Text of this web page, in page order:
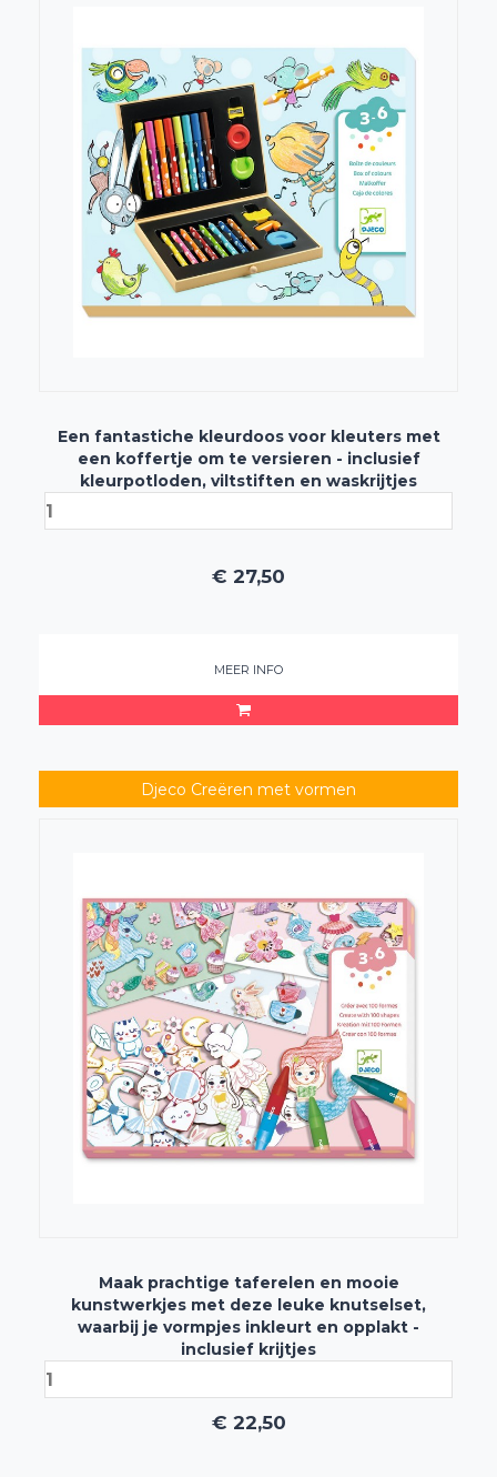
Een fantastiche kleurdoos voor kleuters met
een koffertje om te versieren - inclusief
kleurpotloden, viltstiften en waskrijtjes
€ 27,50
MEER INFO
Djeco Creëren met vormen
Maak prachtige taferelen en mooie
kunstwerkjes met deze leuke knutselset,
waarbij je vormpjes inkleurt en opplakt -
inclusief krijtjes
€ 22,50